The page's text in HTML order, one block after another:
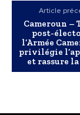
Article
Cameroun –
post-
l’Armée
privilégie
et rassure